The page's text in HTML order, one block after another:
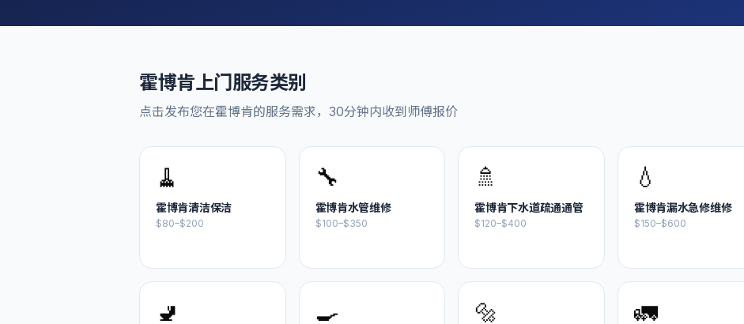
霍博肯上门服务类别
点击发布您在霍博肯的服务需求，30分钟内收到师傅报价
🧹
霍博肯清洁保洁
$80–$200
🔧
霍博肯水管维修
$100–$350
🚿
霍博肯下水道疏通通管
$120–$400
💧
霍博肯漏水急修维修
$150–$600
🚽 🍳 🔩 🚛